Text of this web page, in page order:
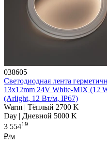
038605
Светодиодная лента
13x12mm 24V White-MIX (12
(Arlight, 12 Вт/м, IP67)
Warm | Тёплый 2700 K
Day | Дневной 5000 K
3 55419
₽/м